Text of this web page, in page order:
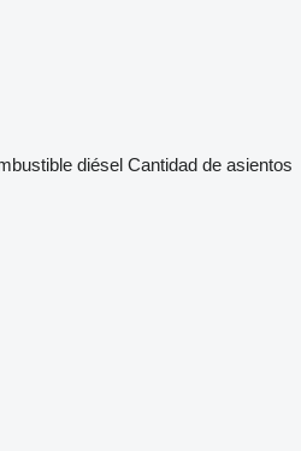
diésel Cantidad de asientos